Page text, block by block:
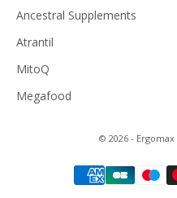
Ancestral Supplements
Atrantil
MitoQ
Megafood
© 2026 -